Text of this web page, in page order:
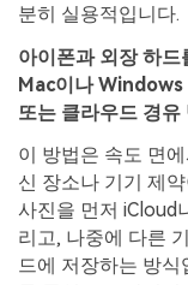
분히 실용적입니다.
아이폰과 외장 하
Mac이나 Windows
또는 클라우드 경
이 방법은 속도 면
신 장소나 기기 제
사진을 먼저 iCloud
리고, 나중에 다른
드에 저장하는 방식